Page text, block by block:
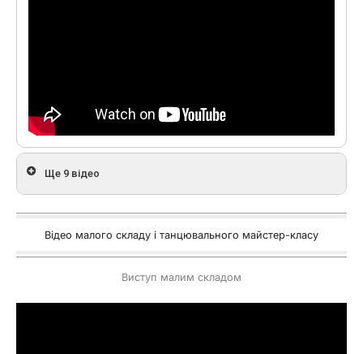
Ще 9 відео
Відео малого складу і танцювального майстер-класу
Виступ малим складом